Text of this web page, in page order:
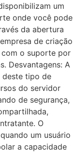
um
onde você pode
da abertura
de criação
o suporte por
Desvantagens: A
deste tipo de
do servidor
de segurança,
O
um usuário
a capacidade